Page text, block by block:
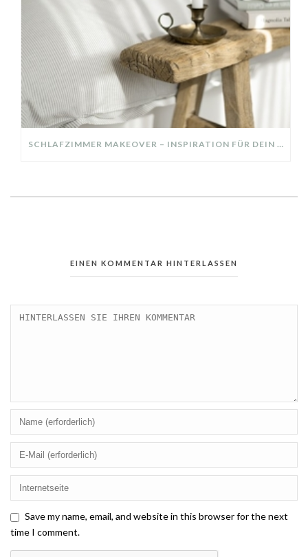
SCHLAFZIMMER MAKEOVER – INSPIRATION FÜR DEIN SCHLAFZIMMER: AUS ALT MACH NEU – HELL, GEMÜTLICH UND EINLADEND
EINEN KOMMENTAR HINTERLASSEN
Save my name, email, and website in this browser for the next
time I comment.